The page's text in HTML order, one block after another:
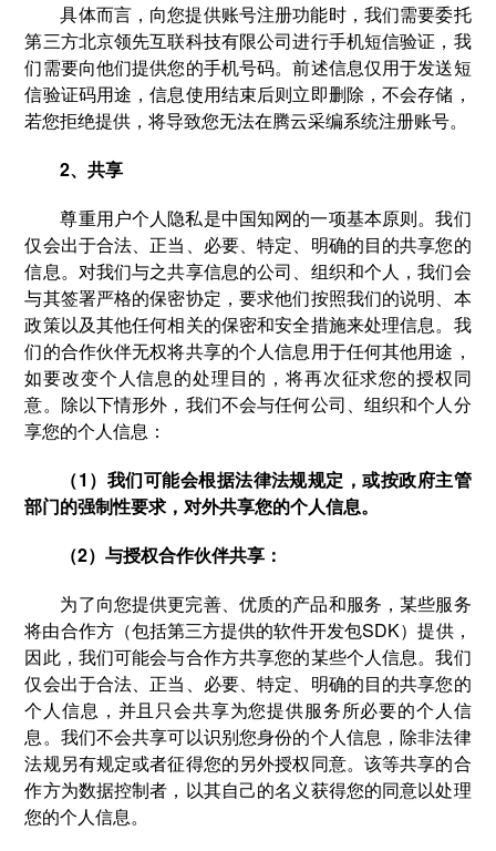
具体而言，向您提供账号注册功能时，我们需要委托
第三方北京领先互联科技有限公司进行手机短信验证，我
们需要向他们提供您的手机号码。前述信息仅用于发送短
信验证码用途，信息使用结束后则立即删除，不会存储，
若您拒绝提供，将导致您无法在腾云采编系统注册账号。
2、共享
尊重用户个人隐私是中国知网的一项基本原则。我们
仅会出于合法、正当、必要、特定、明确的目的共享您的
信息。对我们与之共享信息的公司、组织和个人，我们会
与其签署严格的保密协定，要求他们按照我们的说明、本
政策以及其他任何相关的保密和安全措施来处理信息。我
们的合作伙伴无权将共享的个人信息用于任何其他用途，
如要改变个人信息的处理目的，将再次征求您的授权同
意。除以下情形外，我们不会与任何公司、组织和个人分
享您的个人信息：
（1）我们可能会根据法律法规规定，或按政府主管
部门的强制性要求，对外共享您的个人信息。
（2）与授权合作伙伴共享：
为了向您提供更完善、优质的产品和服务，某些服务
将由合作方（包括第三方提供的软件开发包SDK）提供，
因此，我们可能会与合作方共享您的某些个人信息。我们
仅会出于合法、正当、必要、特定、明确的目的共享您的
个人信息，并且只会共享为您提供服务所必要的个人信
息。我们不会共享可以识别您身份的个人信息，除非法律
法规另有规定或者征得您的另外授权同意。该等共享的合
作方为数据控制者，以其自己的名义获得您的同意以处理
您的个人信息。